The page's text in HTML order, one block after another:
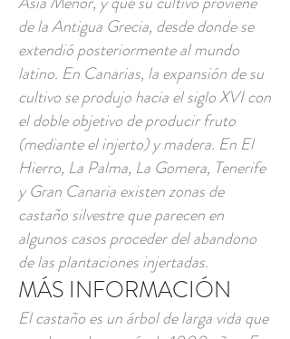
de la Antigua Grecia, desde donde se
extendió posteriormente al mundo
latino. En Canarias, la expansión de su
cultivo se produjo hacia el siglo XVI con
el doble objetivo de producir fruto
(mediante el injerto) y madera. En El
Hierro, La Palma, La Gomera, Tenerife
y Gran Canaria existen zonas de
castaño silvestre que parecen en
algunos casos proceder del abandono
de las plantaciones injertadas.
MÁS INFORMACIÓN
El castaño es un árbol de larga vida que